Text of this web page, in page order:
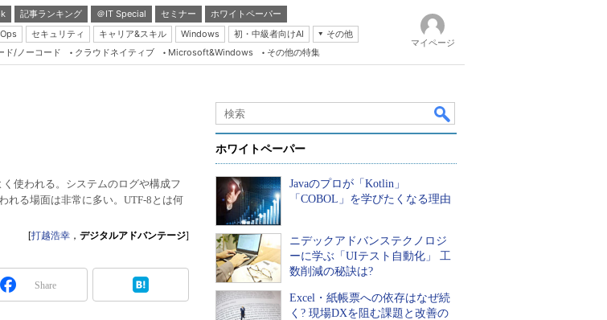
記事ランキング ＠IT Special セミナー
ホワイトペーパー
セキュリティ キャリア&スキル Windows 初・中級者向けAI
その他
Server & Storage
Database Expert
Master of IP Network
Security & Trust
ド/ノーコード クラウドネイティブ Microsoft&Windows その他の特集
マイページ
使われる。システムのログや構成フ
れる場面は非常に多い。UTF-8とは何
[打越浩幸 ， デジタルアドバンテージ]
Share
ホワイトペーパー
Javaのプロが「Kotlin」
「COBOL」を学びたくなる理由
ニデックアドバンステクノロジ
ーに学ぶ「UIテスト自動化」 工
数削減の秘訣は?
Excel・紙帳票への依存はなぜ続
く? 現場DXを阻む課題と改善の